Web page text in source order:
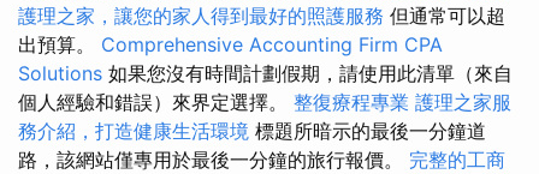
護理之家，讓您的家人得到最好的照護服務 但通常可以超
出預算。 Comprehensive Accounting Firm CPA
Solutions 如果您沒有時間計劃假期，請使用此清單（來自
個人經驗和錯誤）來界定選擇。 整復療程專業 護理之家服
務介紹，打造健康生活環境 標題所暗示的最後一分鐘道
路，該網站僅專用於最後一分鐘的旅行報價。 完整的工商